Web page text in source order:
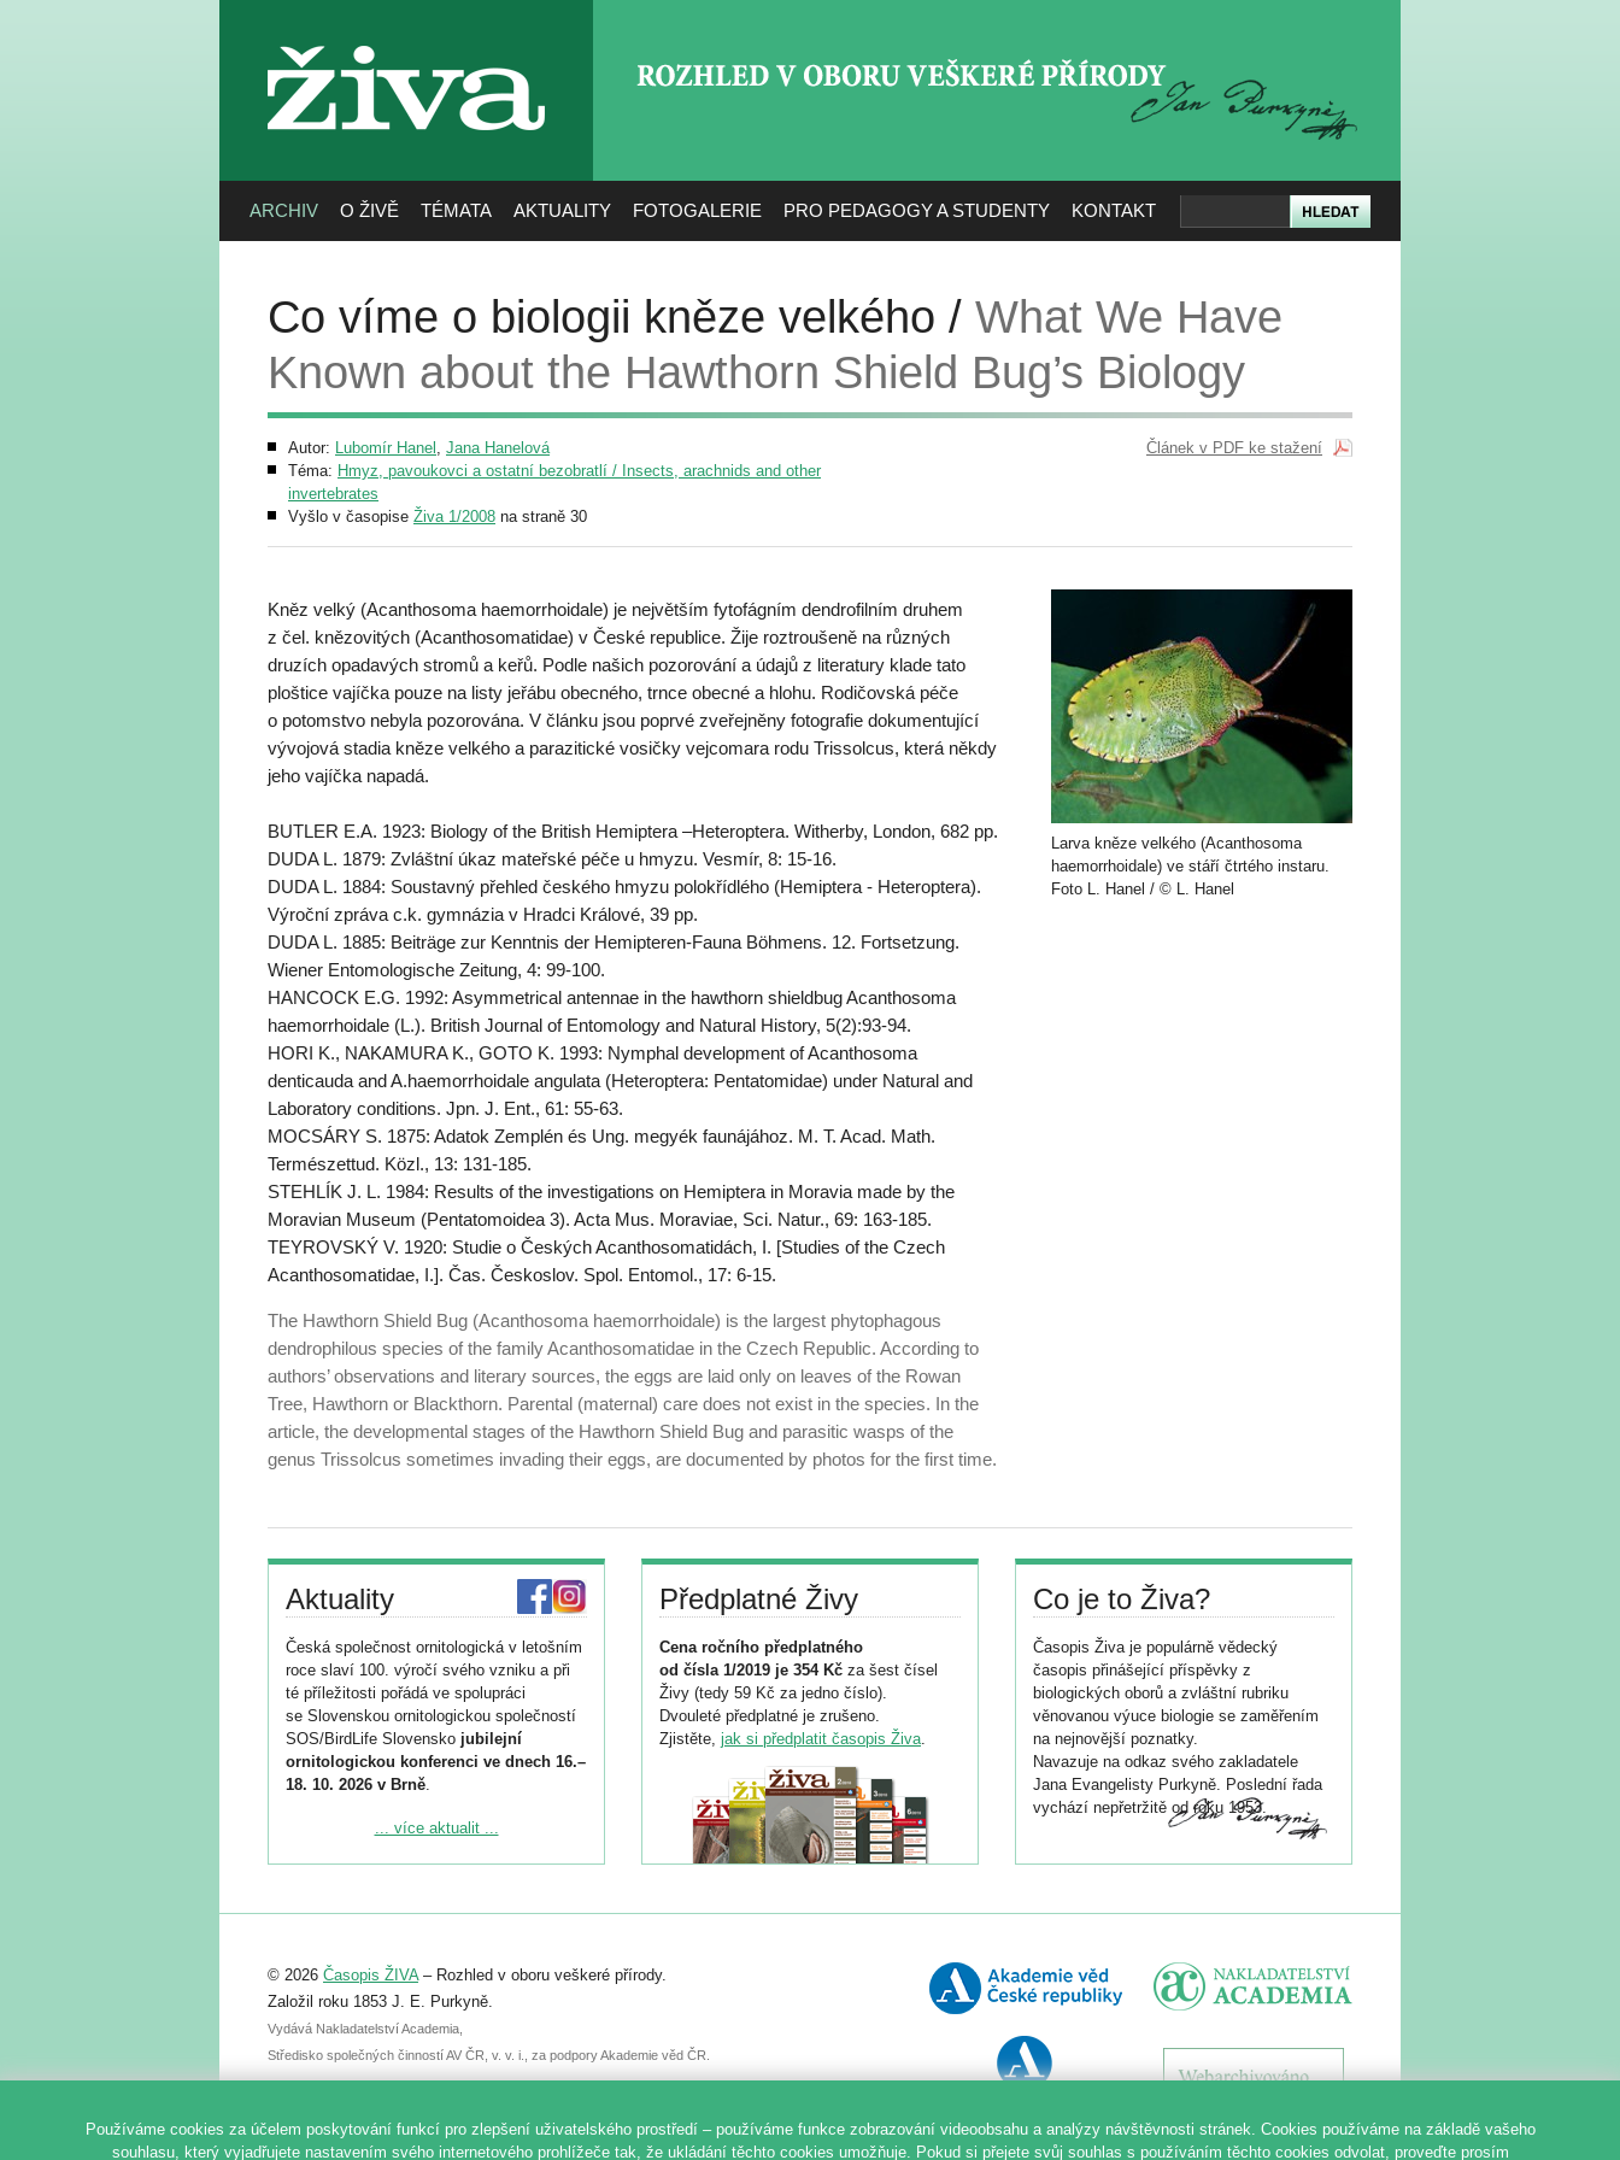
živa
ARCHIV O ŽIVĚ TÉMATA AKTUALITY FOTOGALERIE PRO PEDAGOGY A STUDENTY KONTAKT
Co víme o biologii kněze velkého / What We Have
Known about the Hawthorn Shield Bug’s Biology
Autor: Lubomír Hanel , Jana Hanelová
Téma: Hmyz, pavoukovci a ostatní bezobratlí / Insects, arachnids and other
invertebrates
Vyšlo v časopise Živa 1/2008 na straně 30
Článek v PDF ke stažení
Kněz velký (Acanthosoma haemorrhoidale) je největším fytofágním dendrofilním druhem
z čel. knězovitých (Acanthosomatidae) v České republice. Žije roztroušeně na různých
druzích opadavých stromů a keřů. Podle našich pozorování a údajů z literatury klade tato
ploštice vajíčka pouze na listy jeřábu obecného, trnce obecné a hlohu. Rodičovská péče
o potomstvo nebyla pozorována. V článku jsou poprvé zveřejněny fotografie dokumentující
vývojová stadia kněze velkého a parazitické vosičky vejcomara rodu Trissolcus, která někdy
jeho vajíčka napadá.
BUTLER E.A. 1923: Biology of the British Hemiptera –Heteroptera. Witherby, London, 682 pp.
DUDA L. 1879: Zvláštní úkaz mateřské péče u hmyzu. Vesmír, 8: 15-16.
DUDA L. 1884: Soustavný přehled českého hmyzu polokřídlého (Hemiptera - Heteroptera).
Výroční zpráva c.k. gymnázia v Hradci Králové, 39 pp.
DUDA L. 1885: Beiträge zur Kenntnis der Hemipteren-Fauna Böhmens. 12. Fortsetzung.
Wiener Entomologische Zeitung, 4: 99-100.
HANCOCK E.G. 1992: Asymmetrical antennae in the hawthorn shieldbug Acanthosoma
haemorrhoidale (L.). British Journal of Entomology and Natural History, 5(2):93-94.
HORI K., NAKAMURA K., GOTO K. 1993: Nymphal development of Acanthosoma
denticauda and A.haemorrhoidale angulata (Heteroptera: Pentatomidae) under Natural and
Laboratory conditions. Jpn. J. Ent., 61: 55-63.
MOCSÁRY S. 1875: Adatok Zemplén és Ung. megyék faunájához. M. T. Acad. Math.
Természettud. Közl., 13: 131-185.
STEHLÍK J. L. 1984: Results of the investigations on Hemiptera in Moravia made by the
Moravian Museum (Pentatomoidea 3). Acta Mus. Moraviae, Sci. Natur., 69: 163-185.
TEYROVSKÝ V. 1920: Studie o Českých Acanthosomatidách, I. [Studies of the Czech
Acanthosomatidae, I.]. Čas. Českoslov. Spol. Entomol., 17: 6-15.
The Hawthorn Shield Bug (Acanthosoma haemorrhoidale) is the largest phytophagous
dendrophilous species of the family Acanthosomatidae in the Czech Republic. According to
authors’ observations and literary sources, the eggs are laid only on leaves of the Rowan
Tree, Hawthorn or Blackthorn. Parental (maternal) care does not exist in the species. In the
article, the developmental stages of the Hawthorn Shield Bug and parasitic wasps of the
genus Trissolcus sometimes invading their eggs, are documented by photos for the first time.
Larva kněze velkého (Acanthosoma
haemorrhoidale) ve stáří čtrtého instaru.
Foto L. Hanel / © L. Hanel
Aktuality
Česká společnost ornitologická v letošním
roce slaví 100. výročí svého vzniku a při
té příležitosti pořádá ve spolupráci
se Slovenskou ornitologickou společností
SOS/BirdLife Slovensko jubilejní
ornitologickou konferenci ve dnech 16.–
18. 10. 2026 v Brně.
Podrobnější informace ke konferenci
Registrovat se můžete do 6. září.
abstraktu přihlášené přednášky nebo
posteru je už 30. června.
... více aktualit ...
Předplatné Živy
Cena ročního předplatného
od čísla 1/2019 je 354 Kč za šest čísel
Živy (tedy 59 Kč za jedno číslo).
Dvouleté předplatné je zrušeno.
Zjistěte, jak si předplatit časopis Živa.
Co je to Živa?
Časopis Živa je populárně vědecký
časopis přinášející příspěvky z
biologických oborů a zvláštní rubriku
věnovanou výuce biologie se zaměřením
na nejnovější poznatky.
Navazuje na odkaz svého zakladatele
Jana Evangelisty Purkyně. Poslední řada
vychází nepřetržitě od roku 1953.
© 2026 Časopis ŽIVA– Rozhled v oboru veškeré přírody.
Založil roku 1853 J. E. Purkyně.
Vydává Nakladatelství Academia,
Středisko společných činností AV ČR, v. v. i., za podpory Akademie věd ČR.
Používáme cookies za účelem poskytování funkcí pro zlepšení uživatelského prostředí – používáme funkce zobrazování videoobsahu a analýzy návštěvnosti stránek. Cookies používáme na základě vašeho
souhlasu, který vyjadřujete nastavením svého internetového prohlížeče tak, že ukládání těchto cookies umožňuje. Pokud si přejete svůj souhlas s používáním těchto cookies odvolat, proveďte prosím